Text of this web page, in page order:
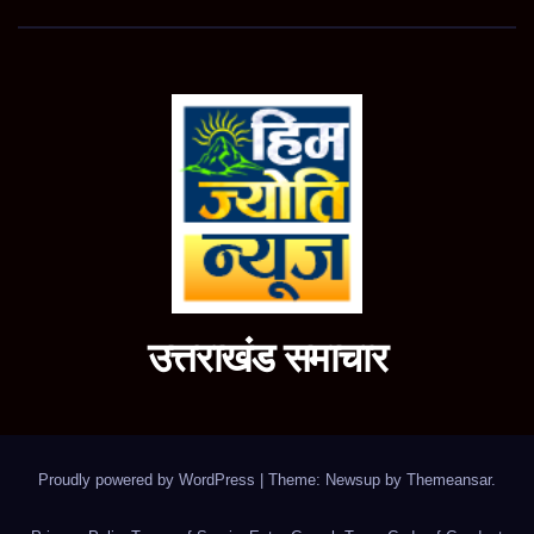
उत्तराखंड समाचार
Proudly powered by WordPress Theme: Newsup by Themeansar.